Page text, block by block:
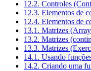
12.2. Controles
12.3. Elementos de
12.4. Elementos de
13.1. Matrizes
13.2. Matrizes
13.3. Matrizes
14.1. Usando
14.2. Criando uma